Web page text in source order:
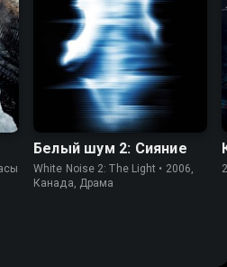
Белый шум 2: Сияние
White Noise 2: The Light • 2006,
Канада, Драма